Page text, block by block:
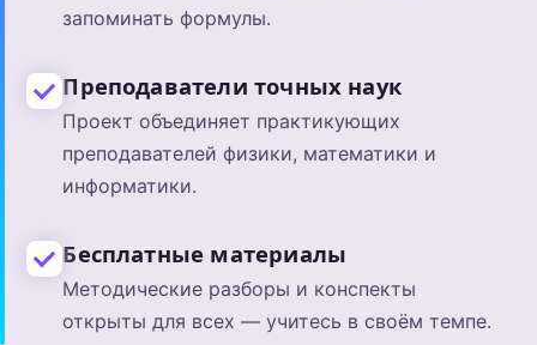
запоминать формулы.
Преподаватели точных наук
Проект объединяет практикующих
преподавателей физики, математики и
информатики.
Бесплатные материалы
Методические разборы и конспекты
открыты для всех — учитесь в своём темпе.